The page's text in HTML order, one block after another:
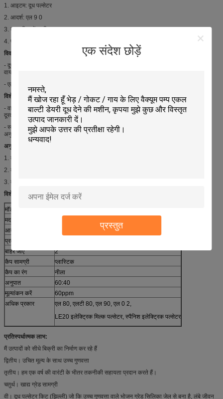
एक संदेश छोड़ें
प्रस्तुत
1. आइटम: दूध पल्सेटर
2. आदर्श: एल 9 0
3. बाहर निकलें: 2 निकास
4. प्रकार: पेनमेटिक
विवरण:
- दूध पल्सेटर दूध देने वाली प्रणाली और दूध देने की मशीन बहुत महत्वपूर्ण हिस्सा है, जिसे 2 प्रकार,
वायवीय दूध पल्केट और इलेक्ट्रॉनिक दूध पल्सेटर में विभाजित किया जा सकता है।
- एल 090 दूध पल्सेटर्स को भारी शुल्क काम करने की परिस्थितियों के लिए डिज़ाइन किया गया है।
विशेषताएं:
- वायवीय दूध पल्सेटर्स आर्थिक और सस्ता है, क्योंकि वे बिजली का उपयोग नहीं करते हैं, वे ज्यादातर
दूरदराज के स्थानों में उपयोग किए जाते हैं।
- स्वचालन के साथ, दुग्ध चक्र के शुरू और अंत में उत्तेजना प्राप्त करने के लिए धड़कन की गति और
अनुपात समायोजित किया जा सकता है।
अनुप्रयोगों:
1. दुग्ध प्रणाली के लिए सबसे महत्वपूर्ण सहायक;
2. दूध देने वाली मशीन के लिए आवश्यक भाग;
3. दूध मिल पार्लर में अपरिहार्य हिस्सा;
विशेष विवरण:
मॉडल संख्या
मद
आदर्श
प्रकार
बाहर जाएं
2
कैप सामग्री
प्लास्टिक
कैप का रंग
नीला
अनुपात
60:40
मूल्यांकन करें
60ppm
अधिक प्रकार
एल 80, एलटी 80, एल 90, एल 0 2,
LE20 इलेक्ट्रिक मिल्क पल्सेटर, स्पैनिश इलेक्ट्रिक पल्सेटर
प्रतिस्पर्धात्मक लाभ:
मैं उत्पादों को सीधे बिक्री का निर्माण कर रहे हैं
द्वितीय। उचित मूल्य के साथ उच्च गुणवत्ता
तृतीय। हम एक वर्ष की वारंटी के भीतर तकनीकी सहायता प्रदान करते हैं।
चतुर्थ। खाद्य ग्रेड सामग्री
वी। दूध पल्सेटर किट (झिल्ली) जो कि उच्च गुणवत्ता वाले भोजन ग्रेड सिलिका जेल से बना है, लंबे जीवन